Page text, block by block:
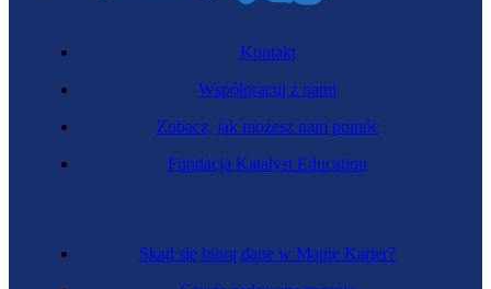
Skąd się biorą dane w Mapie Karier?
Kontakt
Współpracuj z nami
Zobacz, jak możesz nam pomóc
Fundacja Katalyst Education